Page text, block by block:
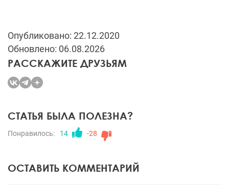
Опубликовано: 22.12.2020
Обновлено: 06.08.2026
РАССКАЖИТЕ ДРУЗЬЯМ
СТАТЬЯ БЫЛА ПОЛЕЗНА?
Понравилось: 14 -28
ОСТАВИТЬ КОММЕНТАРИЙ